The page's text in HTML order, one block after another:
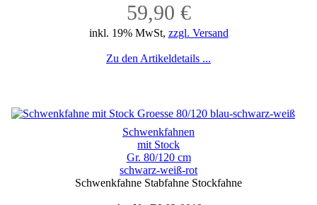
59,90 €
inkl. 19% MwSt, zzgl. Versand
Zu den Artikeldetails ...
Schwenkfahnen
mit Stock
Gr. 80/120 cm
schwarz-weiß-rot
Schwenkfahne Stabfahne Stockfahne